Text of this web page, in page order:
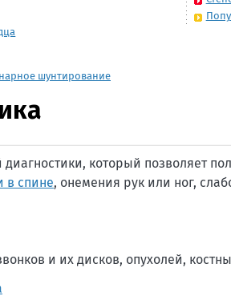
шунтирование
который позволяет
в спине, онемения рук или ног,
и их дисков, опухолей,